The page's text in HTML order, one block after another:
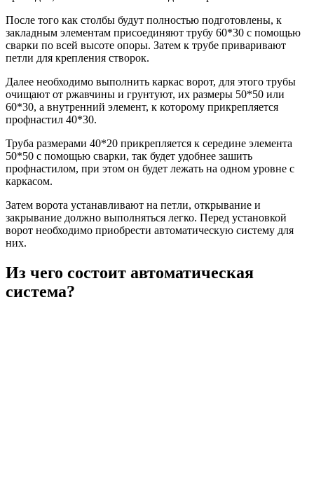
После того как столбы будут полностью подготовлены, к
закладным элементам присоединяют трубу 60*30 с помощью
сварки по всей высоте опоры. Затем к трубе приваривают
петли для крепления створок.
Далее необходимо выполнить каркас ворот, для этого трубы
очищают от ржавчины и грунтуют, их размеры 50*50 или
60*30, а внутренний элемент, к которому прикрепляется
профнастил 40*30.
Труба размерами 40*20 прикрепляется к середине элемента
50*50 с помощью сварки, так будет удобнее зашить
профнастилом, при этом он будет лежать на одном уровне с
каркасом.
Затем ворота устанавливают на петли, открывание и
закрывание должно выполняться легко. Перед установкой
ворот необходимо приобрести автоматическую систему для
них.
Из чего состоит автоматическая
система?